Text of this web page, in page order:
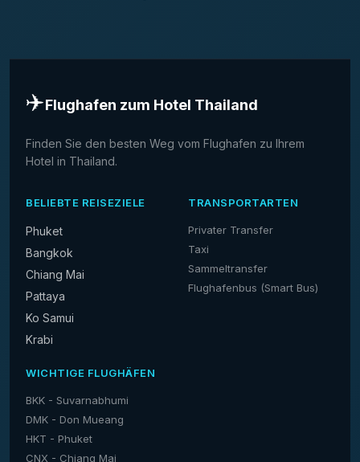
✈️Flughafen zum Hotel Thailand
Finden Sie den besten Weg vom Flughafen zu Ihrem
Hotel in Thailand.
BELIEBTE REISEZIELE
Phuket
Bangkok
Chiang Mai
Pattaya
Ko Samui
Krabi
TRANSPORTARTEN
Privater Transfer
Taxi
Sammeltransfer
Flughafenbus (Smart Bus)
WICHTIGE FLUGHÄFEN
BKK - Suvarnabhumi
DMK - Don Mueang
HKT - Phuket
CNX - Chiang Mai